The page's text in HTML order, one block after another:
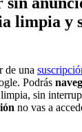
limpia y
de una
Podrás
sin
no vas a